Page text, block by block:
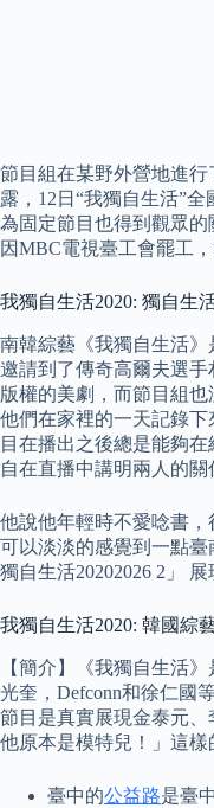
節目組在某野外營地進行
露，12日“我獨自生活”
為固定節目也得到觀眾
因MBC電視臺工會罷工
我獨自生活2020: 獨自生
南韓綜藝《我獨自生活
邀請到了傳奇高爾夫選
版權的美劇，而節目組
他們在家裡的一天記錄
目在播出之後總是能夠
自在直播中講明兩人的
他說他年輕時不愛唸書
可以淡淡的感覺到一點
獨自生活20202026 2」
我獨自生活2020: 韓國綜
【簡介】《我獨自生活
光奎，Defconn和徐仁國
節目是真實展現金泰元
他原本是模特兒！」這樣
臺中的公益路是臺